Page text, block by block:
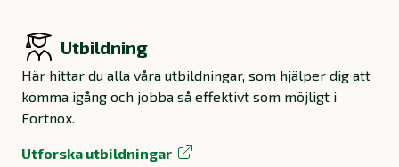
Utbildning
Här hittar du alla våra utbildningar, som hjälper dig att
komma igång och jobba så effektivt som möjligt i
Fortnox.
Utforska utbildningar